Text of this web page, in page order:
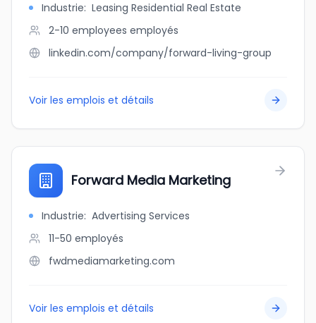
Industrie: Leasing Residential Real Estate
2-10 employees employés
linkedin.com/company/forward-living-group
Voir les emplois et détails
Forward Media Marketing
Industrie: Advertising Services
11-50 employés
fwdmediamarketing.com
Voir les emplois et détails